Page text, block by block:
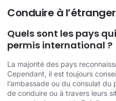
Conduire à l’étranger
Quels sont les pays
permis international ?
La majorité des pays
Cependant, il est toujours
l’ambassade ou du consulat
de conduire ou à travers leurs